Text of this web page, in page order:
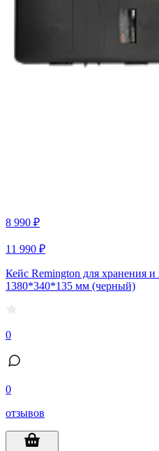
8 990 ₽
11 990 ₽
Кейс Remington для хранения
1380*340*135 мм (черный)
0
0
отзывов